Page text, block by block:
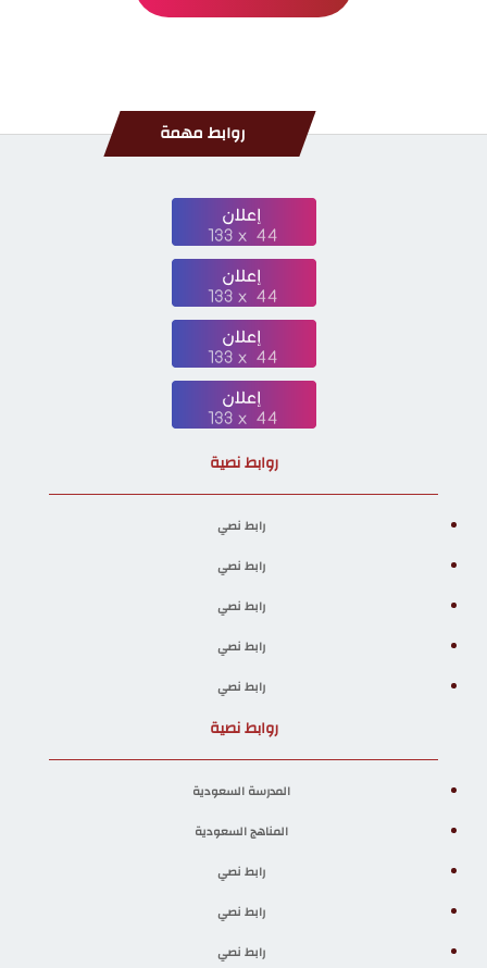
روابط مهمة
روابط نصية
رابط نصي
رابط نصي
رابط نصي
رابط نصي
رابط نصي
روابط نصية
المدرسة السعودية
المناهج السعودية
رابط نصي
رابط نصي
رابط نصي